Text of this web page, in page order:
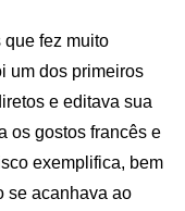
que fez muito
um dos primeiros
e editava sua
os gostos francês e
exemplifica, bem
se acanhava ao